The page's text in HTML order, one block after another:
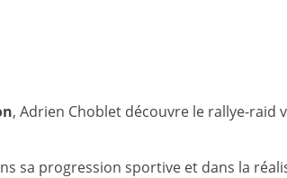
, Adrien Choblet découvre le rallye-raid
sa progression sportive et dans la